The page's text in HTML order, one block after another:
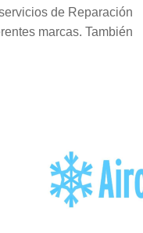
de Reparación
marcas. También